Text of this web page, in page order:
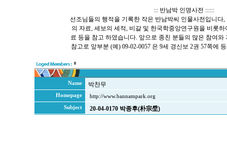
::: 반남박 인명사전 ::::::
선조님들의 행적을 기록한 작은 반남박씨 인물사전입니다
의 자료, 세보의 세적, 비갈 및 한국학중앙연구원을 비롯
료 등을 참고 하였습니다. 앞으로 종친 분들의 많은 참여와
참고로 앞부분 (예) 09-02-0057 은 9세 경신보 2권 57쪽에
0
Name 박찬무
Homepage
http://www.bannampark.org
Subject
20-04-0170 박종후(朴宗垕)